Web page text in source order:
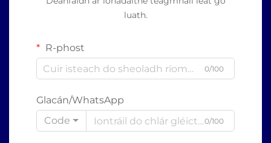
luath.
R-phost
0/100
Glacán/WhatsApp
Code
0/100